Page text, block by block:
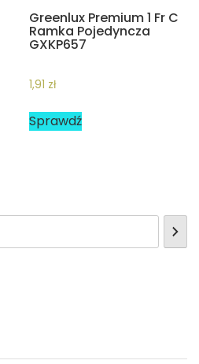
Greenlux Premium 1 Fr C
Ramka Pojedyncza
GXKP657
1,91 zł
Sprawdź